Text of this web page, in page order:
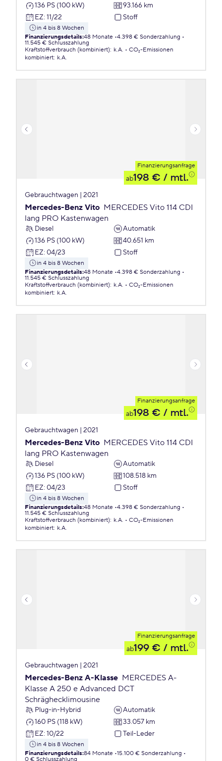
136 PS (100 kW)
93.166 km
EZ: 11/22 Stoff
in 4 bis 8 Wochen
Finanzierungsdetails:48 Monate 4.398 € Sonderzahlung
11.545 € Schlusszahlung
Kraftstoffverbrauch (kombiniert): k.A.
CO₂-Emissionen
kombiniert: k.A.
Finanzierungsanfrage
ab198 € / mtl.
Gebrauchtwagen | 2021
Mercedes-Benz Vito MERCEDES Vito 114 CDI
lang PRO Kastenwagen
Diesel
Automatik
136 PS (100 kW)
40.651 km
EZ: 04/23 Stoff
in 4 bis 8 Wochen
Finanzierungsdetails:48 Monate 4.398 € Sonderzahlung
11.545 € Schlusszahlung
Kraftstoffverbrauch (kombiniert): k.A.
CO₂-Emissionen
kombiniert: k.A.
Finanzierungsanfrage
ab198 € / mtl.
Gebrauchtwagen | 2021
Mercedes-Benz Vito MERCEDES Vito 114 CDI
lang PRO Kastenwagen
Diesel
Automatik
136 PS (100 kW)
108.518 km
EZ: 04/23 Stoff
in 4 bis 8 Wochen
Finanzierungsdetails:48 Monate 4.398 € Sonderzahlung
11.545 € Schlusszahlung
Kraftstoffverbrauch (kombiniert): k.A.
CO₂-Emissionen
kombiniert: k.A.
Finanzierungsanfrage
ab199 € / mtl.
Gebrauchtwagen | 2021
Mercedes-Benz A-Klasse MERCEDES A-
Klasse A 250 e Advanced DCT
Schräghecklimousine
Plug-in-Hybrid
Automatik
160 PS (118 kW)
33.057 km
EZ: 10/22 Teil-Leder
in 4 bis 8 Wochen
Finanzierungsdetails:84 Monate 15.100 € Sonderzahlung
0 € Schlusszahlung